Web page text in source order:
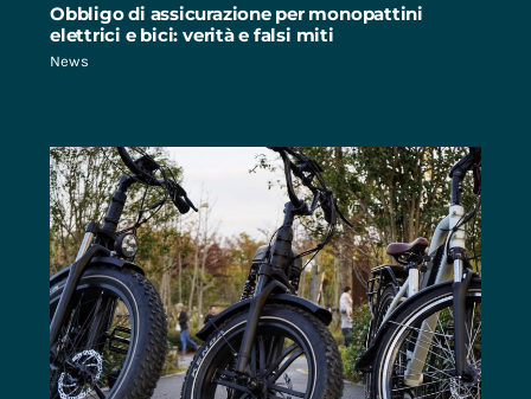
Obbligo di assicurazione per monopattini
elettrici e bici: verità e falsi miti
News